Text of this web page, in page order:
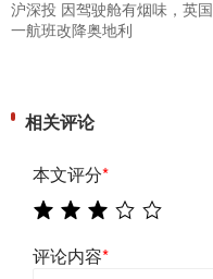
沪深投 因驾驶舱有烟味，英国
一航班改降奥地利
相关评论
本文评分*
评论内容*